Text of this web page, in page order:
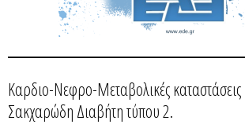
Καρδιο-Νεφρο-Μεταβολικές καταστάσεις
Σακχαρώδη Διαβήτη τύπου 2.